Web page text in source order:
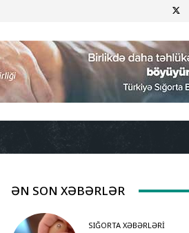
ƏN SON XƏBƏRLƏR
SIĞORTA XƏBƏRLƏRI